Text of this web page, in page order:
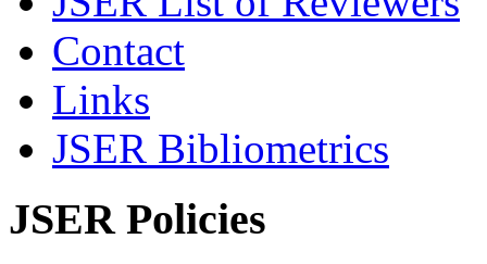
Contact
Links
JSER Bibliometrics
JSER Policies